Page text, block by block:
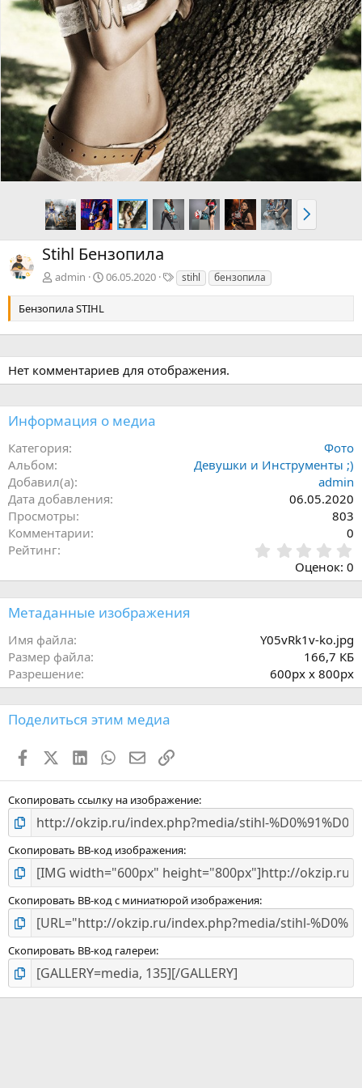
д
В
п
е
д
Stihl Бензопила
admin 06.05.2020
Т
и
stihl бензопила
Бензопила STIHL
Нет комментариев для отображения.
Информация о медиа
Категория
Фото
Альбом
Девушки и Инструменты ;)
Добавил(а)
admin
Дата добавления
06.05.2020
Просмотры
803
Комментарии
0
Рейтинг
0
0
д
Оценок: 0
Метаданные изображения
Имя файла
Y05vRk1v-ko.jpg
Размер файла
166,7 КБ
Разрешение
600px x 800px
Поделиться этим медиа
FacebookX (Twitter)
LinkedInWhatsApp
Электронная почта
Ссылка
Скопировать ссылку на изображение
Скопировать BB-код изображения
Скопировать BB-код с миниатюрой изображения
Скопировать BB-код галереи